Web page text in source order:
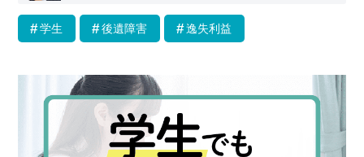
学生 後遺障害 逸失利益